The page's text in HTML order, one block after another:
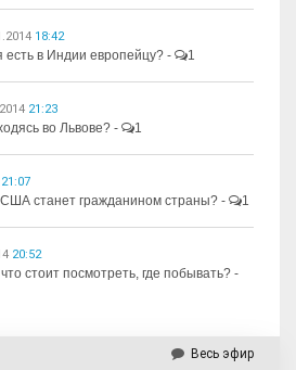
18:42
есть в Индии европейцу? - 1
21:23
во Львове? - 1
21:07
станет гражданином страны? - 1
20:52
стоит посмотреть, где побывать? -
Весь эфир